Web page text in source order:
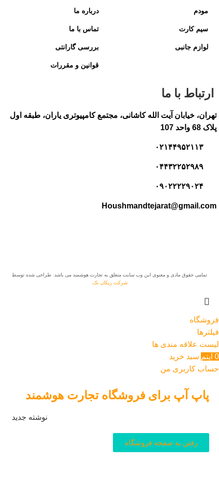
مودم
سیم کارت
لوازم جانبی
درباره ما
تماس با ما
بررسی گارانتی
قوانین و مقررات
ارتباط با ما
تهران، خیابان آیت الله کاشانی، مجتمع کامپیوتری یاران، طبقه اول
پلاک 68 واحد 107
۰۲۱۴۴۹۵۲۱۱۳
۰۴۴۳۲۲۵۲۹۸۹
۰۹۰۲۲۲۲۹۰۲۴
Houshmandtejarat@gmail.com
تمامی حقوق مادی و معنوی این وب سایت متعلق به تجارت هوشمند می باشد. طراحی شده توسط
شرکت ریکان تک.
فروشگاه
فیلترها
لیست علاقه مندی ها
0 آیتم سبد خرید
حساب کاربری من
پاپ آپ برای فروشگاه تجارت هوشمند
نوشته جدید
رفتن به صفحه فروشگاه